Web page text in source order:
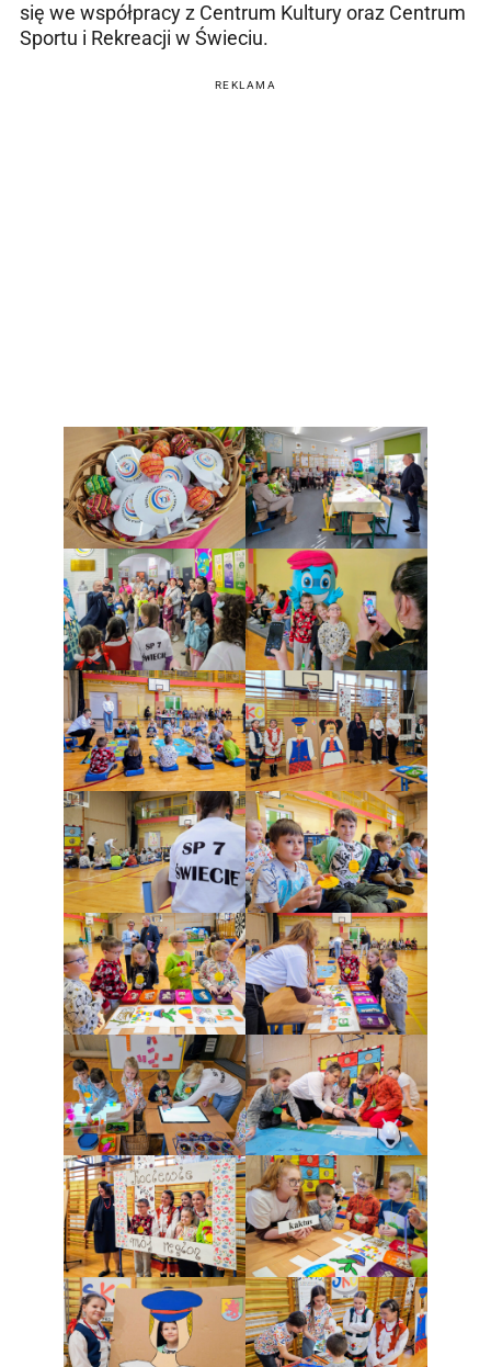
się we współpracy z Centrum Kultury oraz Centrum
Sportu i Rekreacji w Świeciu.
REKLAMA